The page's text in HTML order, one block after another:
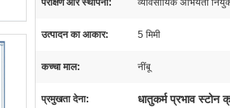
परीक्षण और स्थापना: व्यावसायिक अभियंता
उत्पादन का आकार: 5 मिमी
कच्चा माल: नींबू
प्रमुखता देना: धातुकर्म प्रभाव स्टोन